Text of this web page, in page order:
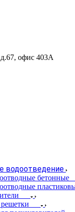
д.67, офис 403А
водоотведение
бетонные